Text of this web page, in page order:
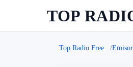
TOP
Top Radio Free